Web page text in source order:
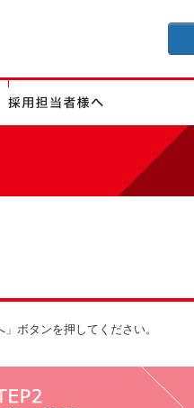
ボタンを押してください。